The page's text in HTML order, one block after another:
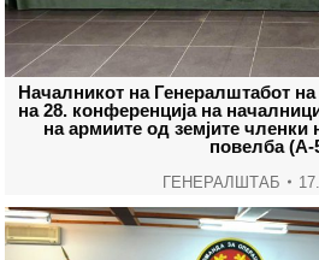
Началникот на Генералштабот
на 28. конференција на
на армиите од земјите
повелба (А-
ГЕНЕРАЛШТАБ